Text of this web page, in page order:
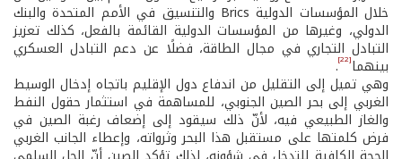
خلال المؤسسات الدولية Brics والتنسيق في الأمم المتحدة والبنك
الدولي، وغيرها من المؤسسات الدولية القائمة بالفعل، كذلك تعزيز
التبادل التجاري في مجال الطاقة، فضلًا عن دعم التبادل العسكري
بينهما[22]
.
وهي تميل إلى التقليل من اندفاع دول الإقليم باتجاه إدخال الوسيط
الغربي إلى بحر الصين الجنوبي، للمساهمة في استثمار حقول النفط
والغاز الطبيعي فيه، لأنّ ذلك سيقود إلى إضعاف رغبة الصين في
فرض كلمتها على مستقبل هذا البحر وثرواته، وإعطاء الجانب الغربي